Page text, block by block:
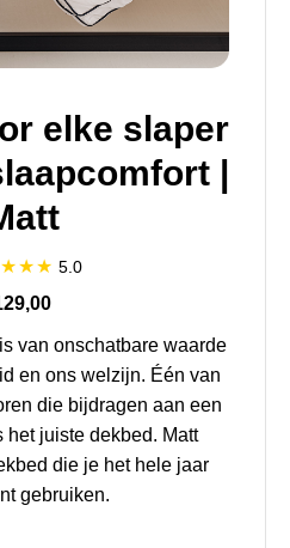
elke slaper
|
5.0
van onschatbare waarde
en ons welzijn. Één van
die bijdragen aan een
het juiste dekbed. Matt
die je het hele jaar
gebruiken.